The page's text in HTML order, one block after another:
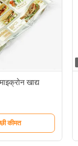
खाद्य
कीमत